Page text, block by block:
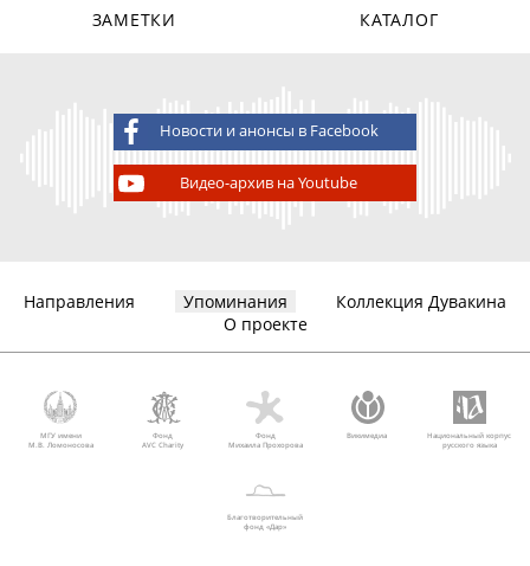
ЗАМЕТКИ
КАТАЛОГ
Новости и анонсы в Facebook
Видео-архив на Youtube
Направления Упоминания
Коллекция Дувакина
О проекте
МГУ имени
М.В. Ломоносова
Фонд
AVC Charity
Фонд
Михаила Прохорова
Викимедиа
Национальный корпус
русского языка
Благотворительный
фонд «Дар»